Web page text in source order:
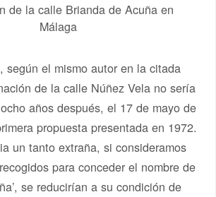
de la calle Brianda de Acuña en
Málaga
según el mismo autor en la citada
de la calle Núñez Vela no sería
años después, el 17 de mayo de
propuesta presentada en 1972.
un tanto extraña, si consideramos
para conceder el nombre de
se reducirían a su condición de